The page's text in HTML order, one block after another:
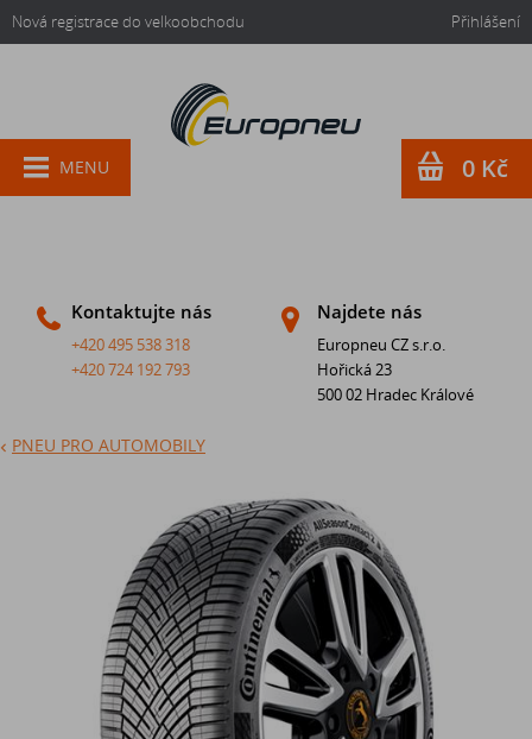
Nová registrace do velkoobchodu Přihlášení
Kontaktujte nás
+420 495 538 318
+420 724 192 793
Najdete nás
Europneu CZ s.r.o.
Hořická 23
500 02 Hradec Králové
MENU 0 Kč
PNEU PRO AUTOMOBILY